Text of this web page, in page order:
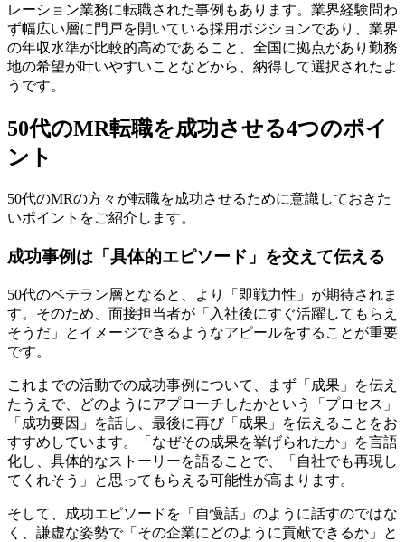
レーション業務に転職された事例もあります。業界経験問わ
ず幅広い層に門戸を開いている採用ポジションであり、業界
の年収水準が比較的高めであること、全国に拠点があり勤務
地の希望が叶いやすいことなどから、納得して選択されたよ
うです。
50代のMR転職を成功させる4つのポイ
ント
50代のMRの方々が転職を成功させるために意識しておきた
いポイントをご紹介します。
成功事例は「具体的エピソード」を交えて伝える
50代のベテラン層となると、より「即戦力性」が期待されま
す。そのため、面接担当者が「入社後にすぐ活躍してもらえ
そうだ」とイメージできるようなアピールをすることが重要
です。
これまでの活動での成功事例について、まず「成果」を伝え
たうえで、どのようにアプローチしたかという「プロセス」
「成功要因」を話し、最後に再び「成果」を伝えることをお
すすめしています。「なぜその成果を挙げられたか」を言語
化し、具体的なストーリーを語ることで、「自社でも再現し
てくれそう」と思ってもらえる可能性が高まります。
そして、成功エピソードを「自慢話」のように話すのではな
く、謙虚な姿勢で「その企業にどのように貢献できるか」と